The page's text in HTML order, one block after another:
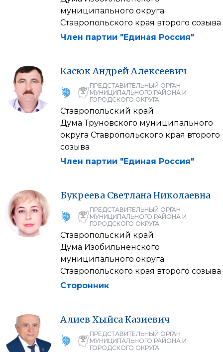
муниципального округа
Ставропольского края второго созыва
Член партии "Единая Россия"
КасюкАндрейАлексеевич
ПРЕДСТАВИТЕЛЬНЫЙ ОРГАН
МУНИЦИПАЛЬНОГО РАЙОНА И
ГОРОДСКОГО ОКРУГА
Ставропольский край
Дума Труновского муниципального
округа Ставропольского края второго
созыва
Член партии "Единая Россия"
Букреева СветланаНиколаевна
ПРЕДСТАВИТЕЛЬНЫЙ ОРГАН
МУНИЦИПАЛЬНОГО РАЙОНА И
ГОРОДСКОГО ОКРУГА
Ставропольский край
Дума Изобильненского
муниципального округа
Ставропольского края второго созыва
Сторонник
Алиев Хыйса Казиевич
ПРЕДСТАВИТЕЛЬНЫЙ ОРГАН
МУНИЦИПАЛЬНОГО РАЙОНА И
ГОРОДСКОГО ОКРУГА